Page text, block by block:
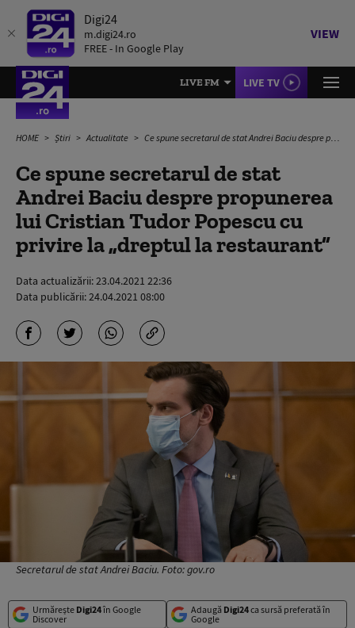
Digi24
m.digi24.ro
FREE - In Google Play
VIEW
LIVE FM LIVE TV
HOME Știri Actualitate Ce spune secretarul de stat Andrei Baciu despre propunerea lui Cristian Tudor Popescu cu privire la „dreptul la restaurant”
Ce spune secretarul de stat
Andrei Baciu despre propunerea
lui Cristian Tudor Popescu cu
privire la „dreptul la restaurant”
Data actualizării:23.04.2021 22:36
Data publicării:24.04.2021 08:00
Secretarul de stat Andrei Baciu. Foto: gov.ro
Urmărește Digi24în Google
Discover
Adaugă Digi24ca sursă preferată în
Google